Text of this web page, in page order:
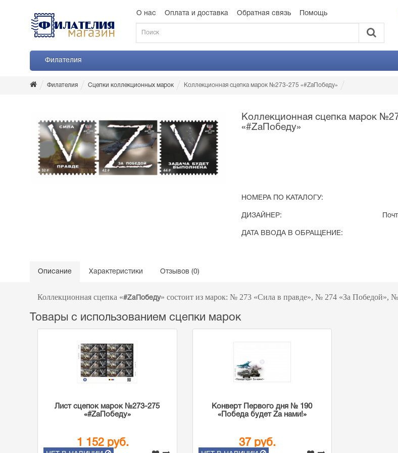
О нас Оплата и доставка Обратная связь Помощь
Филателия
Филателия Сцепки коллекционных марок Коллекционная сцепка марок №273-275 «#ZаПобеду»
Коллекционная сцепка марок
«#ZаПобеду»
НОМЕРА ПО КАТАЛОГУ:
ДИЗАЙНЕР:
ДАТА ВВОДА В ОБРАЩЕНИЕ:
Описание Характеристики Отзывов (0)
Коллекционная сцепка «#ZаПобеду» состоит из марок: № 273 «Сила в правде», № 274 «За Победой», №
Товары с использованием сцепки марок
Лист сцепок марок №273-275
«#ZаПобеду»
1 152 руб.
Конверт Первого дня № 190
«Победа будет Zа нами!»
37 руб.